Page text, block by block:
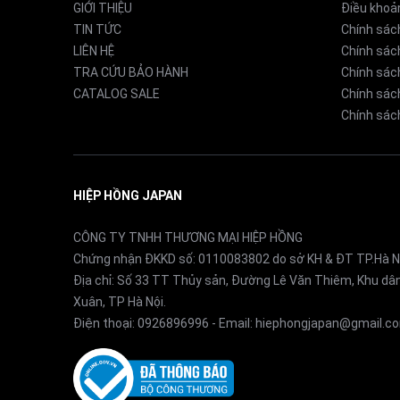
Tiêu chuẩn
chung
Nguồn nước chính (nước cục
nhiễm độc, nước cứng… thì
giếng, cũng cần có các thiết
hợp
Số lõi 1
Số tầng lọc
Tuổi thọ lõi
6,000 lít nước (tùy vào chất
Ngoài ra, Kangen Enagic vốn nổi tiếng với các
K8, Kangen SD501, Super 501… thì nay, một
GIỚI THIỆU
TIN TỨC
LIÊN HỆ
TRA CỨU BẢO HÀNH
CATALOG SALE
Điều
Chính
Chính
Chính
Chính
Chính
HIỆP HỒNG JAPAN
CÔNG TY TNHH THƯƠNG MẠI HIỆP HỒNG
Chứng nhận ĐKKD số: 0110083802 do sở KH & ĐT TP.Hà
Địa chỉ: Số 33 TT Thủy sản, Đường Lê Văn Thiêm, Khu
Xuân, TP Hà Nội.
Điện thoại: 0926896996 - Email: